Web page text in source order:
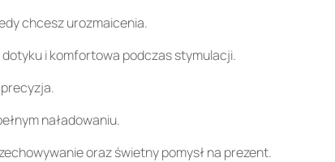
chcesz urozmaicenia.
i komfortowa podczas stymulacji.
naładowaniu.
oraz świetny pomysł na prezent.